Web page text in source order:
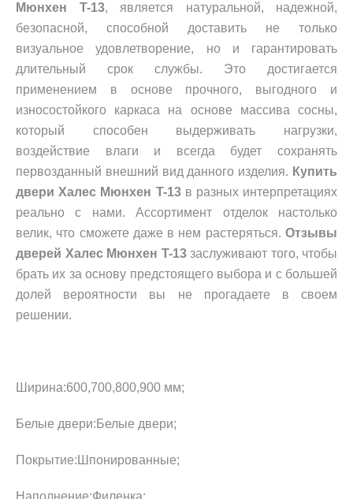
Мюнхен T-13, является натуральной, надежной,
безопасной, способной доставить не только
визуальное удовлетворение, но и гарантировать
длительный срок службы. Это достигается
применением в основе прочного, выгодного и
износостойкого каркаса на основе массива сосны,
который способен выдерживать нагрузки,
воздействие влаги и всегда будет сохранять
первозданный внешний вид данного изделия. Купить
двери Халес Мюнхен T-13в разных интерпретациях
реально с нами. Ассортимент отделок настолько
велик, что сможете даже в нем растеряться. Отзывы
дверей Халес Мюнхен T-13заслуживают того, чтобы
брать их за основу предстоящего выбора и с большей
долей вероятности вы не прогадаете в своем
решении.
Ширина:600,700,800,900 мм;
Белые двери:Белые двери;
Покрытие:Шпонированные;
Наполнение:Филенка;